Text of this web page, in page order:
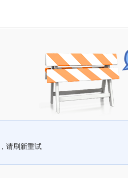
请刷新重试